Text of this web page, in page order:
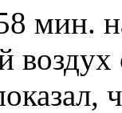
мин.